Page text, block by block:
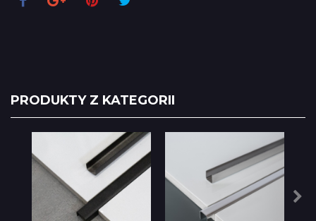
PRODUKTY Z KATEGORII